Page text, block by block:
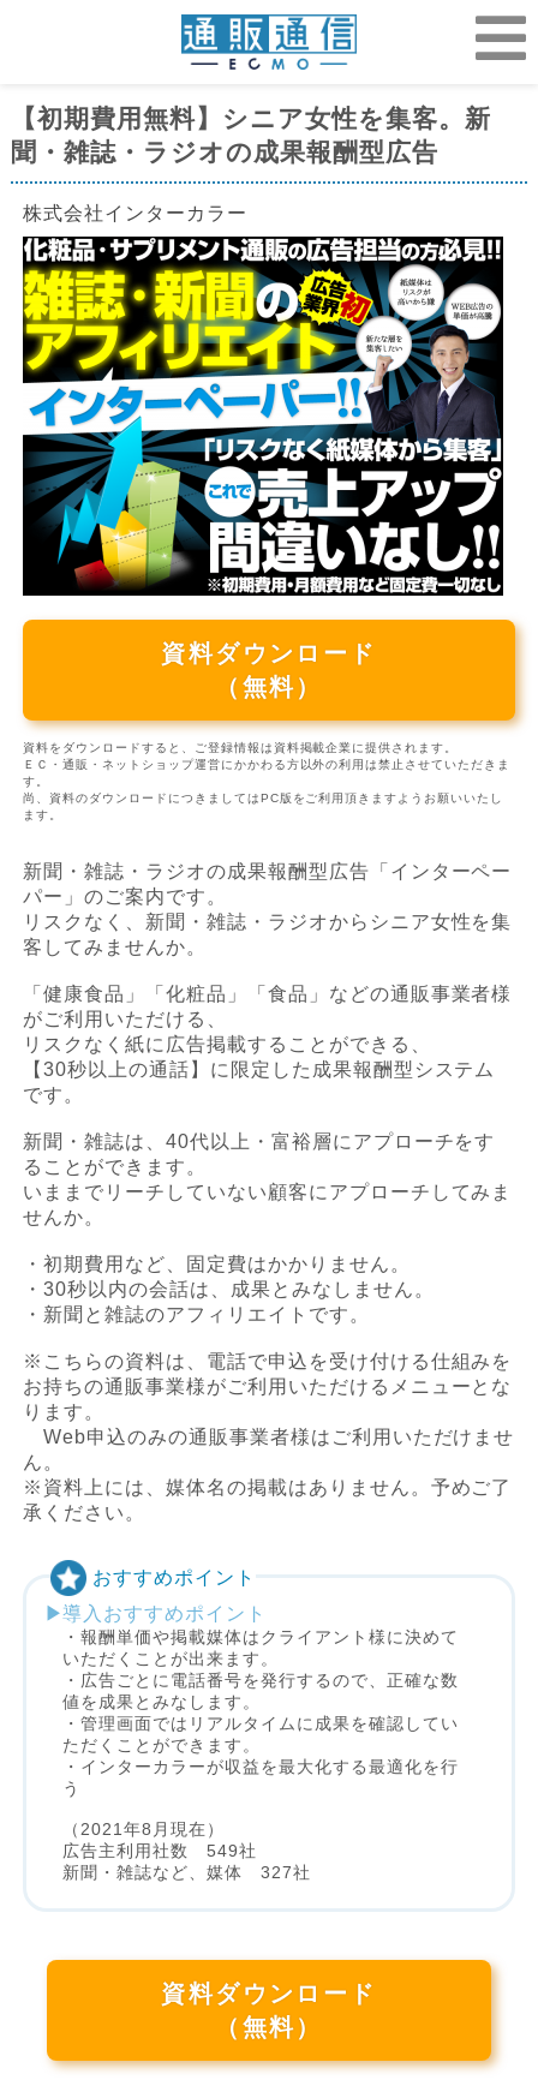
【初期費用無料】シニア女性を集客。新
聞・雑誌・ラジオの成果報酬型広告
株式会社インターカラー
資料ダウンロード
（無料）
資料をダウンロードすると、ご登録情報は資料掲載企業に提供されます。
ＥＣ・通販・ネットショップ運営にかかわる方以外の利用は禁止させていただきま
す。
尚、資料のダウンロードにつきましてはPC版をご利用頂きますようお願いいたし
ます。
新聞・雑誌・ラジオの成果報酬型広告「インターペー
パー」のご案内です。
リスクなく、新聞・雑誌・ラジオからシニア女性を集
客してみませんか。
「健康食品」「化粧品」「食品」などの通販事業者様
がご利用いただける、
リスクなく紙に広告掲載することができる、
【30秒以上の通話】に限定した成果報酬型システム
です。
新聞・雑誌は、40代以上・富裕層にアプローチをす
ることができます。
いままでリーチしていない顧客にアプローチしてみま
せんか。
・初期費用など、固定費はかかりません。
・30秒以内の会話は、成果とみなしません。
・新聞と雑誌のアフィリエイトです。
※こちらの資料は、電話で申込を受け付ける仕組みを
お持ちの通販事業様がご利用いただけるメニューとな
ります。
Web申込のみの通販事業者様はご利用いただけませ
ん。
※資料上には、媒体名の掲載はありません。予めご了
承ください。
おすすめポイント
導入おすすめポイント
・報酬単価や掲載媒体はクライアント様に決めて
いただくことが出来ます。
・広告ごとに電話番号を発行するので、正確な数
値を成果とみなします。
・管理画面ではリアルタイムに成果を確認してい
ただくことができます。
・インターカラーが収益を最大化する最適化を行
う
（2021年8月現在）
広告主利用社数 549社
新聞・雑誌など、媒体 327社
資料ダウンロード
（無料）